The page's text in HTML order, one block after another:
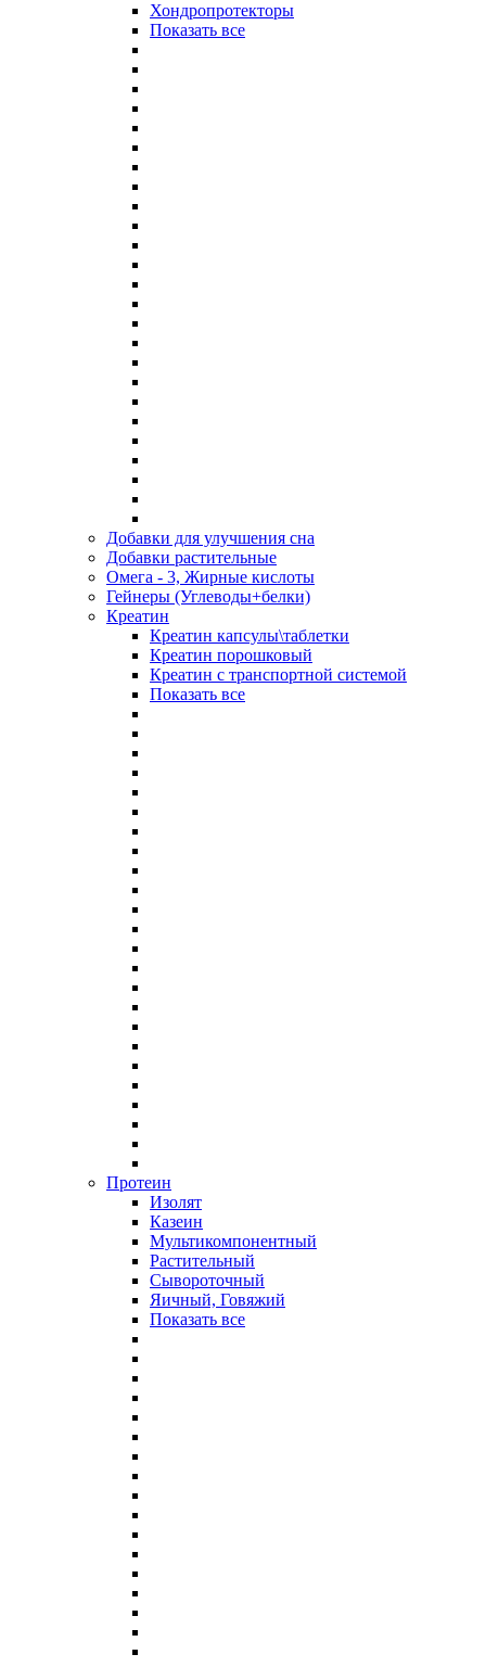
Хондропротекторы
Показать все
Добавки для улучшения сна
Добавки растительные
Омега - 3, Жирные кислоты
Гейнеры (Углеводы+белки)
Креатин
Креатин капсулы\таблетки
Креатин порошковый
Креатин с транспортной системой
Показать все
Протеин
Изолят
Казеин
Мультикомпонентный
Растительный
Сывороточный
Яичный, Говяжий
Показать все